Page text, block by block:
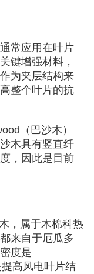
常应用在叶片
键增强材料，
为夹层结构来
整个叶片的抗
（巴沙木）
木具有竖直纤
，因此是目前
，属于木棉科热
来自于厄瓜多
度是
高风电叶片结